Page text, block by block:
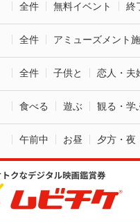
全件 無料イベント 終
全件 アミューズメント
全件 子供と 恋人・夫
食べる 遊ぶ 観る・学
午前中 お昼 夕方・夜